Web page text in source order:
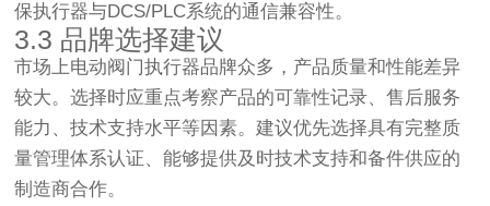
保执行器与DCS/PLC系统的通信兼容性。
3.3 品牌选择建议
市场上电动阀门执行器品牌众多，产品质量和性能差异
较大。选择时应重点考察产品的可靠性记录、售后服务
能力、技术支持水平等因素。建议优先选择具有完整质
量管理体系认证、能够提供及时技术支持和备件供应的
制造商合作。